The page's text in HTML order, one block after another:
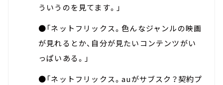
ういうのを見てます。」
●「ネットフリックス。色んなジャンルの映画
が見れるとか、自分が見たいコンテンツがい
っぱいある。」
●「ネットフリックス。auがサブスク？契約プ